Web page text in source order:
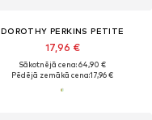
DOROTHY PERKINS PETITE
17,96 €
Sākotnējā cena: 64,90 €
Pēdējā zemākā cena:17,96 €